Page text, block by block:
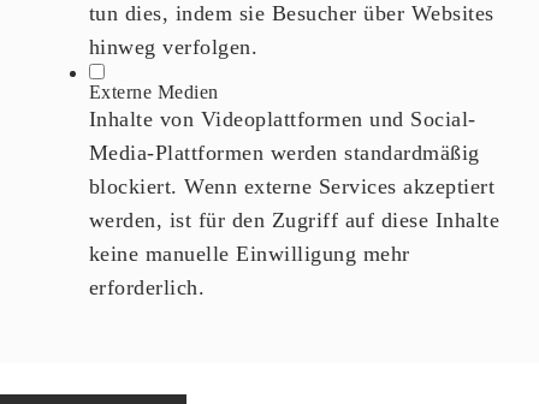
tun dies, indem sie Besucher über Websites
hinweg verfolgen.
Externe Medien
Inhalte von Videoplattformen und Social-
Media-Plattformen werden standardmäßig
blockiert. Wenn externe Services akzeptiert
werden, ist für den Zugriff auf diese Inhalte
keine manuelle Einwilligung mehr
erforderlich.